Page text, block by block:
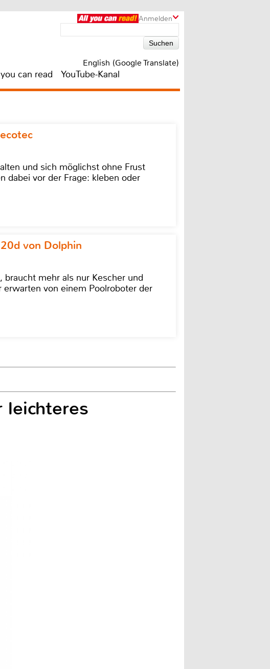
Anmelden
English (Google Translate)
can read YouTube-Kanal
und sich möglichst ohne Frust
dabei vor der Frage: kleben oder
von Dolphin
mehr als nur Kescher und
von einem Poolroboter der
leichteres